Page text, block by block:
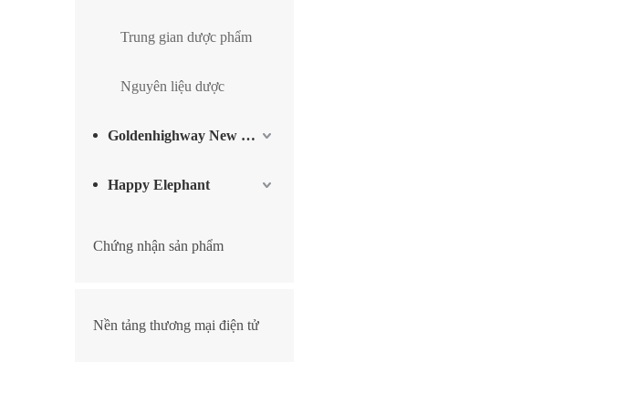
Trung gian dược phẩm
Nguyên liệu dược
Goldenhighway New Materials
Happy Elephant
Chứng nhận sản phẩm
Nền tảng thương mại điện tử